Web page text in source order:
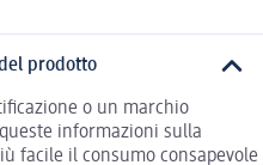
prodotto
o un marchio
informazioni sulla
facile il consumo consapevole